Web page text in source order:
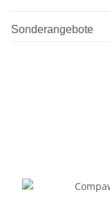
Sonderangebote